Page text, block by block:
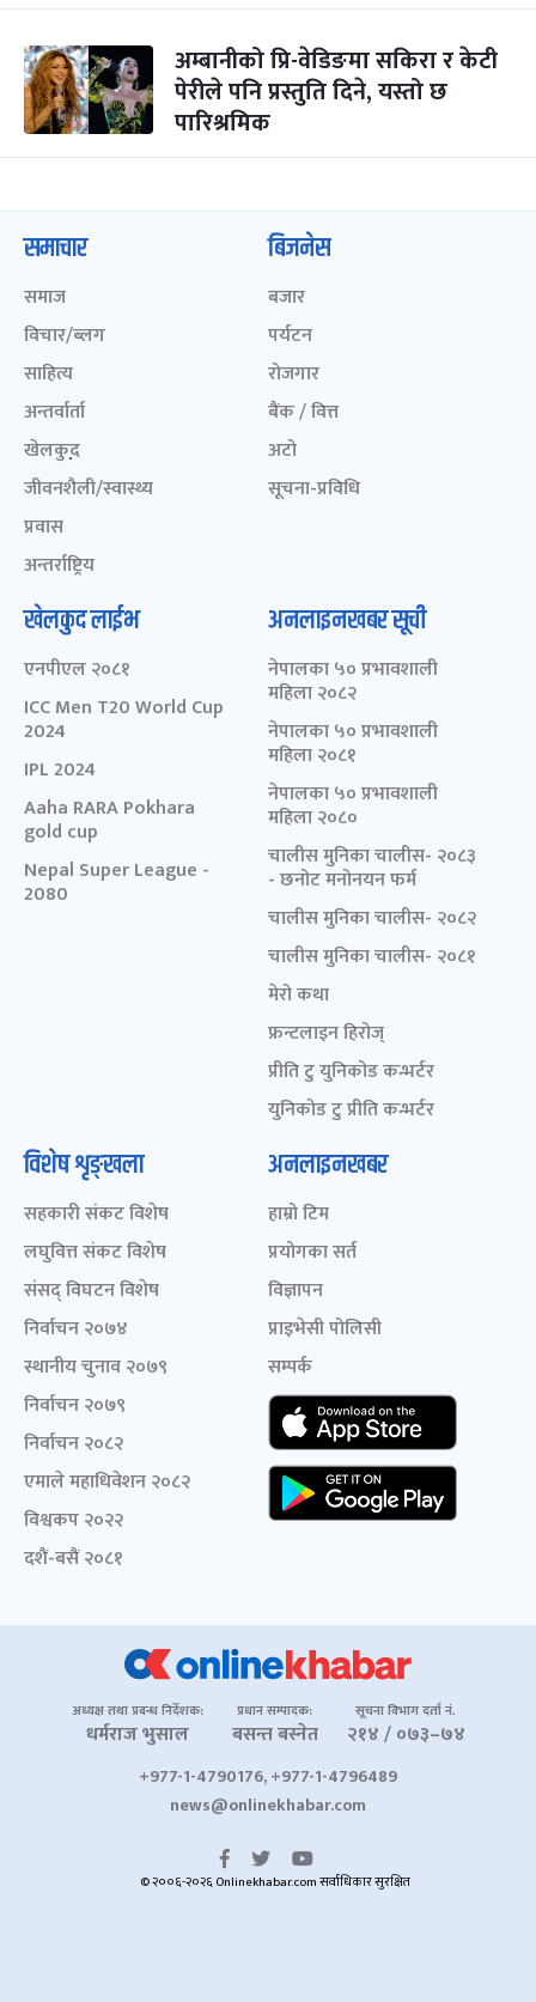
अम्बानीको प्रि-वेडिङमा सकिरा र केटी
पेरीले पनि प्रस्तुति दिने, यस्तो छ
पारिश्रमिक
समाचार
समाज
विचार/ब्लग
साहित्य
अन्तर्वार्ता
खेलकुद़़
जीवनशैली/स्वास्थ्य
प्रवास
अन्तर्राष्ट्रिय
बिजनेस
बजार
पर्यटन
रोजगार
बैंक / वित्त
अटो
सूचना-प्रविधि
खेलकुद लाईभ
एनपीएल २०८१
ICC Men T20 World Cup
2024
IPL 2024
Aaha RARA Pokhara
gold cup
Nepal Super League -
2080
अनलाइनखबर सूची
नेपालका ५० प्रभावशाली
महिला २०८२
नेपालका ५० प्रभावशाली
महिला २०८१
नेपालका ५० प्रभावशाली
महिला २०८०
चालीस मुनिका चालीस- २०८३
- छनोट मनोनयन फर्म
चालीस मुनिका चालीस- २०८२
चालीस मुनिका चालीस- २०८१
मेरो कथा
फ्रन्टलाइन हिरोज्
प्रीति टु युनिकोड कन्भर्टर
युनिकोड टु प्रीति कन्भर्टर
विशेष शृङ्खला
सहकारी संकट विशेष
लघुवित्त संकट विशेष
संसद् विघटन विशेष
निर्वाचन २०७४
स्थानीय चुनाव २०७९
निर्वाचन २०७९
निर्वाचन २०८२
एमाले महाधिवेशन २०८२
विश्वकप २०२२
दशैं-बसैं २०८१
अनलाइनखबर
हाम्रो टिम
प्रयोगका सर्त
विज्ञापन
प्राइभेसी पोलिसी
सम्पर्क
अध्यक्ष तथा प्रबन्ध निर्देशक:
धर्मराज भुसाल
प्रधान सम्पादक:
बसन्त बस्नेत
सूचना विभाग दर्ता नं.
२१४ / ०७३–७४
+977-1-4790176, +977-1-4796489
news@onlinekhabar.com
© २००६-२०२६ Onlinekhabar.com सर्वाधिकार सुरक्षित